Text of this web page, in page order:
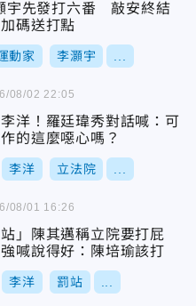
宇先發打六番 敲安終結
碼送打點
動家 李灝宇
洋！羅廷瑋秀對話喊：可
的這麼噁心嗎？
李洋 立法院
08/02 22:05
站」陳其邁稱立院要打屁
喊說得好：陳培瑜該打
李洋 罰站
08/01 16:26